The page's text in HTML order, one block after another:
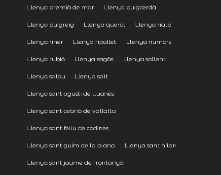
Llenya premià de mar Llenya puigcerdà
Llenya puigreig Llenya querol Llenya rialp
Llenya riner Llenya ripollet Llenya riumors
Llenya rubió Llenya sagàs Llenya sallent
Llenya salou Llenya salt
Llenya sant agustí de lluanès
Llenya sant cebrià de vallalta
Llenya sant feliu de codines
Llenya sant guim de la plana Llenya sant hilari
Llenya sant jaume de frontanyà